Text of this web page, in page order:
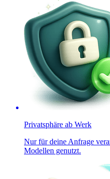
Privatsphäre ab Werk
Nur für deine Anfrage
Modellen genutzt.